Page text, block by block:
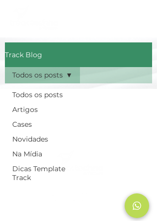
Track Blog
Todos os posts
Artigos
Cases
Novidades
Na Mídia
Dicas Template
Track
Todos os posts
- Belo Horizonte,